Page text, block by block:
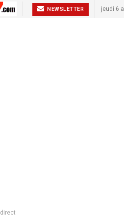
NEWSLETTER jeudi 6
direct